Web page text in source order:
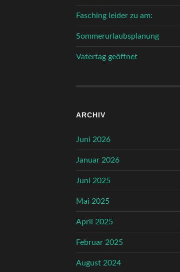
Fasching leider zu am:
Sommerurlaubsplanung
Vatertag geöffnet
ARCHIV
Juni 2026
Januar 2026
Juni 2025
Mai 2025
April 2025
Februar 2025
August 2024